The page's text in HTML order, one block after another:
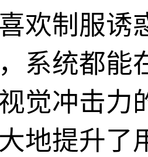
欢制服诱
系统都能
觉冲击力
地提升了